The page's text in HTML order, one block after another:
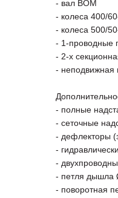
- вал ВОМ
- колеса 400/
- колеса 500/
- 1-проводные
- 2-х
-
- полные
- сеточные
- дефлекторы
-
-
- петля дышла
- поворотная